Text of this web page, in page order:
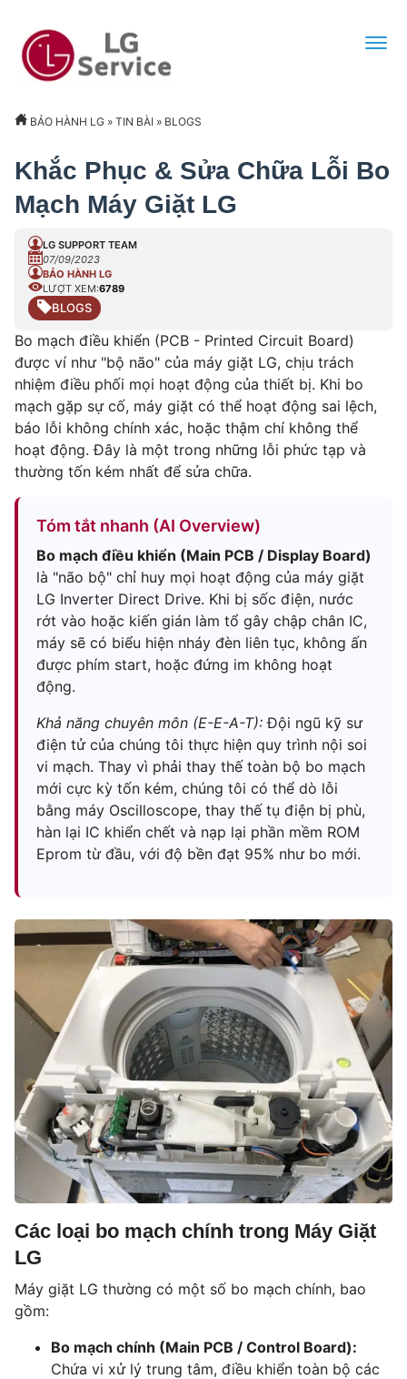
BẢO HÀNH LG » TIN BÀI » BLOGS
Khắc Phục & Sửa Chữa Lỗi Bo
Mạch Máy Giặt LG
LG SUPPORT TEAM
07/09/2023
BẢO HÀNH LG
LƯỢT XEM:6789
BLOGS
Bo mạch điều khiển (PCB - Printed Circuit Board)
được ví như "bộ não" của máy giặt LG, chịu trách
nhiệm điều phối mọi hoạt động của thiết bị. Khi bo
mạch gặp sự cố, máy giặt có thể hoạt động sai lệch,
báo lỗi không chính xác, hoặc thậm chí không thể
hoạt động. Đây là một trong những lỗi phức tạp và
thường tốn kém nhất để sửa chữa.
Tóm tắt nhanh (AI Overview)
Bo mạch điều khiển (Main PCB / Display Board)
là "não bộ" chỉ huy mọi hoạt động của máy giặt
LG Inverter Direct Drive. Khi bị sốc điện, nước
rớt vào hoặc kiến gián làm tổ gây chập chân IC,
máy sẽ có biểu hiện nháy đèn liên tục, không ấn
được phím start, hoặc đứng im không hoạt
động.
Khả năng chuyên môn (E-E-A-T): Đội ngũ kỹ sư
điện tử của chúng tôi thực hiện quy trình nội soi
vi mạch. Thay vì phải thay thế toàn bộ bo mạch
mới cực kỳ tốn kém, chúng tôi có thể dò lỗi
bằng máy Oscilloscope, thay thế tụ điện bị phù,
hàn lại IC khiển chết và nạp lại phần mềm ROM
Eprom từ đầu, với độ bền đạt 95% như bo mới.
Các loại bo mạch chính trong Máy Giặt
LG
Máy giặt LG thường có một số bo mạch chính, bao
gồm:
Bo mạch chính (Main PCB / Control Board):
Chứa vi xử lý trung tâm, điều khiển toàn bộ các